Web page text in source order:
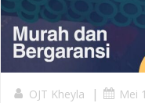
OJT Kheyla | Mei